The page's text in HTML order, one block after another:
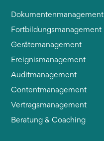
Dokumentenmanagement
Fortbildungsmanagement
Gerätemanagement
Ereignismanagement
Auditmanagement
Contentmanagement
Vertragsmanagement
Beratung & Coaching